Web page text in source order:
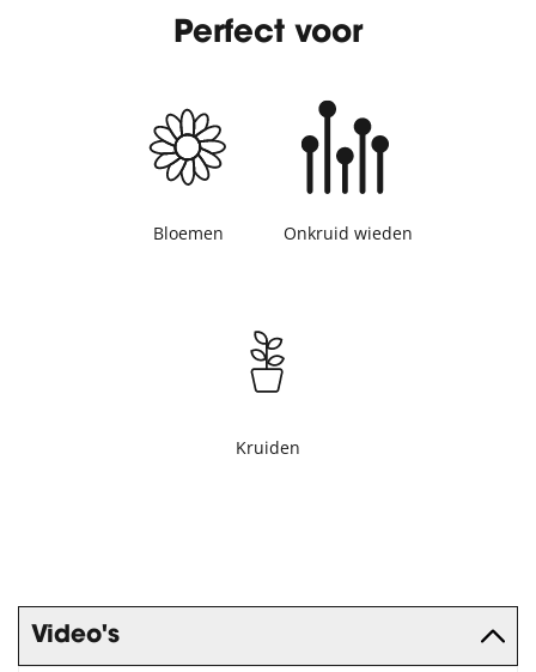
Perfect voor
Bloemen Onkruid wieden
Kruiden
Video's